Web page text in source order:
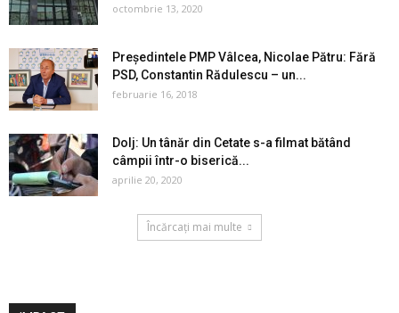
octombrie 13, 2020
Președintele PMP Vâlcea, Nicolae Pătru: Fără
PSD, Constantin Rădulescu – un...
februarie 16, 2018
Dolj: Un tânăr din Cetate s-a filmat bătând
câmpii într-o biserică...
aprilie 20, 2020
Încărcați mai multe